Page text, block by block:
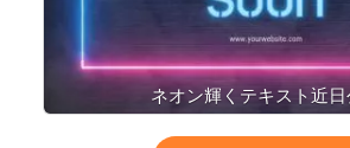
ネオン輝くテキスト近日